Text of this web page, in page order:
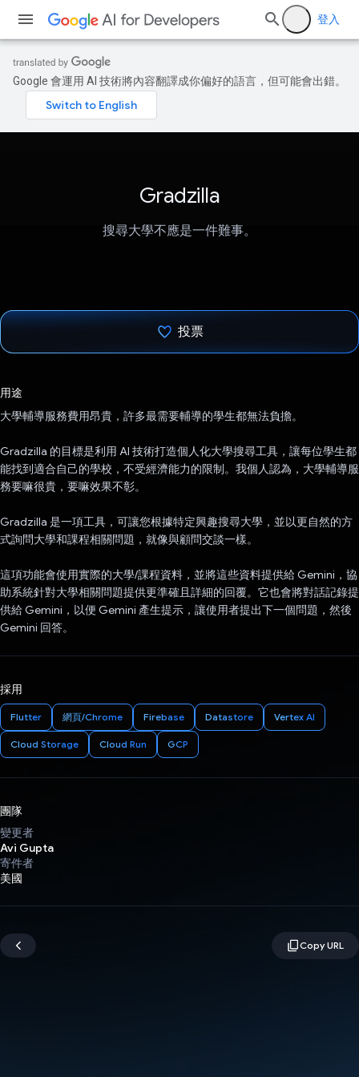
登入
Google 會運用 AI 技術將內容翻譯成你偏好的語言，但可能會出錯。
Gradzilla
搜尋大學不應是一件難事。
投票
用途
大學輔導服務費用昂貴，許多最需要輔導的學生都無法負擔。
Gradzilla 的目標是利用 AI 技術打造個人化大學搜尋工具，讓每位學生都
能找到適合自己的學校，不受經濟能力的限制。我個人認為，大學輔導服
務要嘛很貴，要嘛效果不彰。
Gradzilla 是一項工具，可讓您根據特定興趣搜尋大學，並以更自然的方
式詢問大學和課程相關問題，就像與顧問交談一樣。
這項功能會使用實際的大學/課程資料，並將這些資料提供給 Gemini，協
助系統針對大學相關問題提供更準確且詳細的回覆。它也會將對話記錄提
供給 Gemini，以便 Gemini 產生提示，讓使用者提出下一個問題，然後
Gemini 回答。
採用
Flutter 網頁/Chrome Firebase Datastore Vertex AI
Cloud Storage Cloud Run GCP
團隊
變更者
Avi Gupta
寄件者
美國